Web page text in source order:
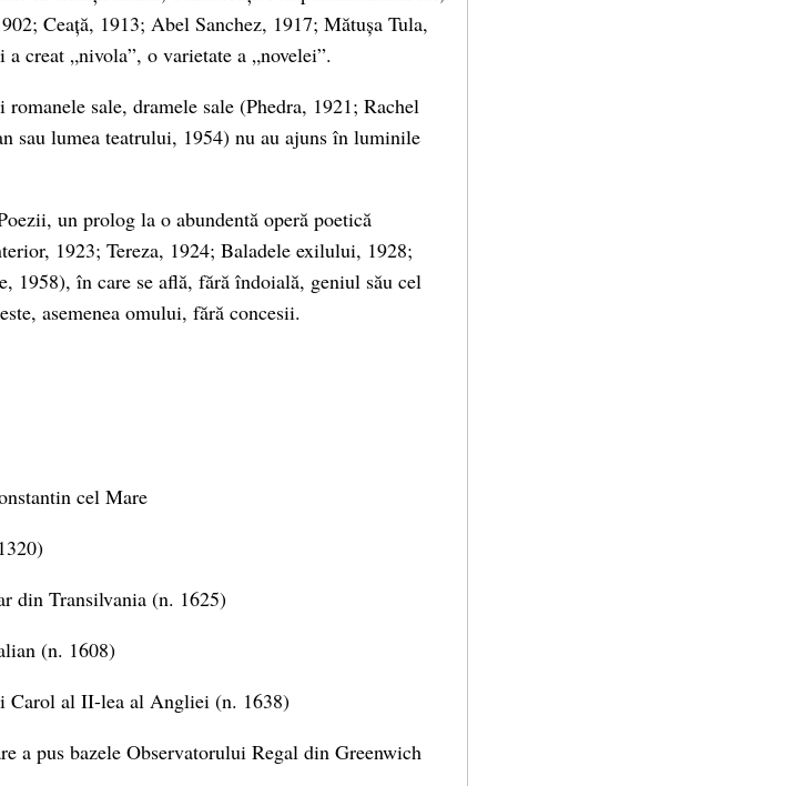
Ceață, 1913; Abel Sanchez, 1917; Mătușa Tula,
creat „nivola”, o varietate a „novelei”.
sale, dramele sale (Phedra, 1921; Rachel
sau lumea teatrului, 1954) nu au ajuns în luminile
un prolog la o abundentă operă poetică
1923; Tereza, 1924; Baladele exilului, 1928;
1958), în care se află, fără îndoială, geniul său cel
asemenea omului, fără concesii.
cel Mare
din Transilvania (n. 1625)
(n. 1608)
Carol al II-lea al Angliei (n. 1638)
a pus bazele Observatorului Regal din Greenwich